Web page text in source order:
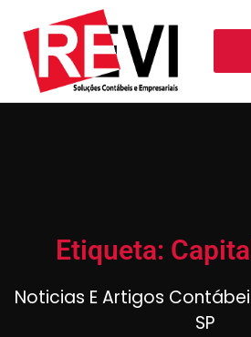
Etiqueta:
Noticias E Artigos
SP